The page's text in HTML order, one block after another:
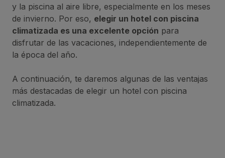
y la piscina al aire libre, especialmente en los meses
de invierno. Por eso, elegir un hotel con piscina
climatizada es una excelente opción para
disfrutar de las vacaciones, independientemente de
la época del año.
A continuación, te daremos algunas de las ventajas
más destacadas de elegir un hotel con piscina
climatizada.